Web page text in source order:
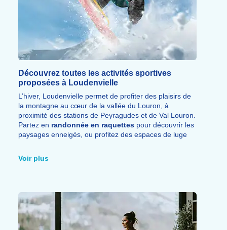
Découvrez toutes les activités sportives
proposées à Loudenvielle
L’hiver, Loudenvielle permet de profiter des plaisirs de
la montagne au cœur de la vallée du Louron, à
proximité des stations de Peyragudes et de Val Louron.
Partez en randonnée en raquettes pour découvrir les
paysages enneigés, ou profitez des espaces de luge
Autour de Loudenvielle, plusieurs
permettent aussi de varier les
Une belle façon de découvrir la montagne autrement
pendant votre séjour dans les
.
Voir plus